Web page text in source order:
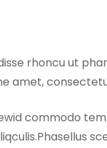
rhoncu ut
amet,
commodo